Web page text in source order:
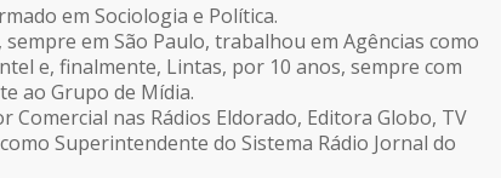
em Sociologia e Política.
em São Paulo, trabalhou em Agências como
e, finalmente, Lintas, por 10 anos, sempre com
ao Grupo de Mídia.
nas Rádios Eldorado, Editora Globo, TV
Superintendente do Sistema Rádio Jornal do